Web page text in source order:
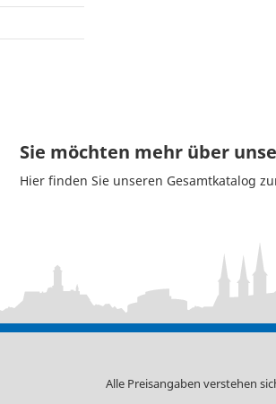
Sie möchten mehr über
Hier finden Sie unseren Gesamtkatalog
Alle Preisangaben verstehen